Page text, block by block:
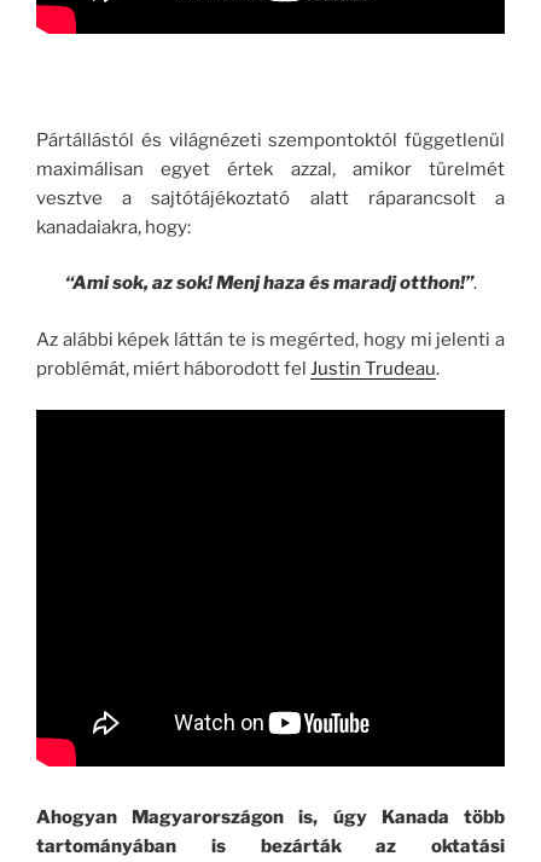
Pártállástól és világnézeti szempontoktól függetlenül
maximálisan egyet értek azzal, amikor türelmét
vesztve a sajtótájékoztató alatt ráparancsolt a
kanadaiakra, hogy:
“Ami sok, az sok! Menj haza és maradj otthon!”.
Az alábbi képek láttán te is megérted, hogy mi jelenti a
problémát, miért háborodott fel Justin Trudeau.
Ahogyan Magyarországon is, úgy Kanada több
tartományában is bezárták az oktatási